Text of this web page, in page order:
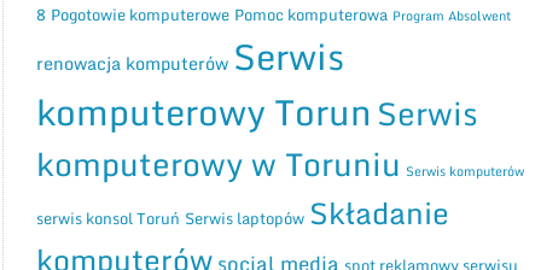
8 Pogotowie komputerowe Pomoc komputerowa Program Absolwent
renowacja komputerów Serwis
komputerowy Torun Serwis
komputerowy w Toruniu Serwis komputerów
serwis konsol Toruń Serwis laptopów Składanie
komputerówsocial media